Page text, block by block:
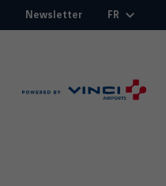
Newsletter FR